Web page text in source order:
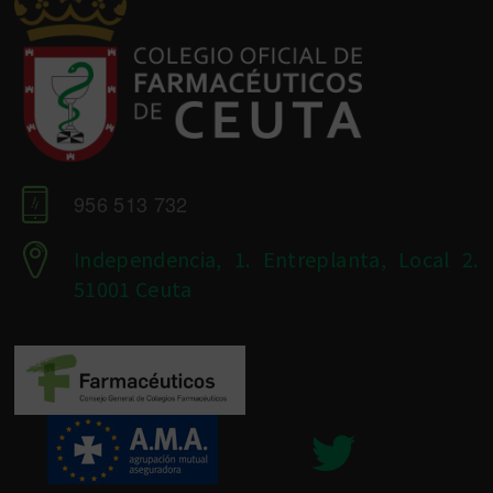
956 513 732
Independencia, 1. Entreplanta, Local 2.
51001 Ceuta